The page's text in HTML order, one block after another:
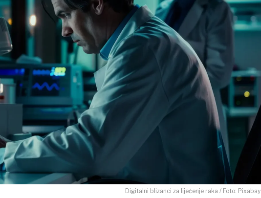
Digitalni blizanci za liječenje raka / Foto: Pixabay